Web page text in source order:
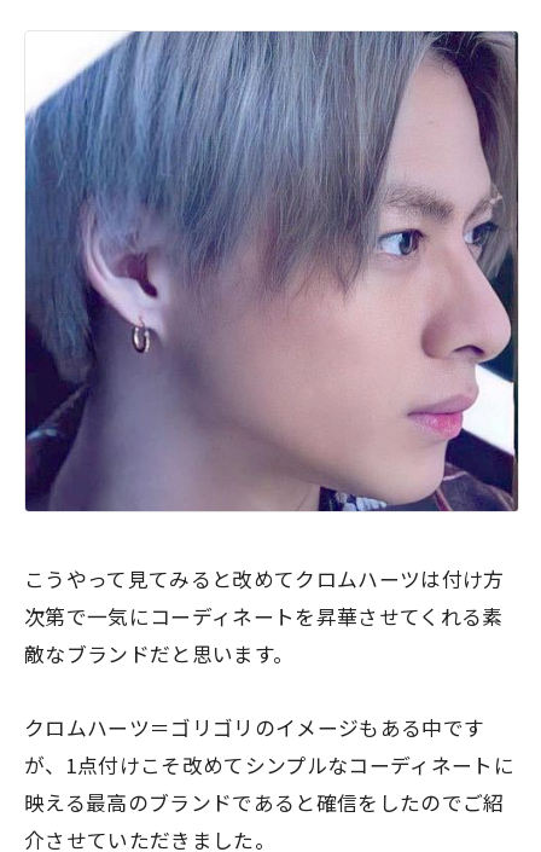
こうやって見てみると改めてクロムハーツは付け方
次第で一気にコーディネートを昇華させてくれる素
敵なブランドだと思います。
クロムハーツ＝ゴリゴリのイメージもある中です
が、1点付けこそ改めてシンプルなコーディネートに
映える最高のブランドであると確信をしたのでご紹
介させていただきました。